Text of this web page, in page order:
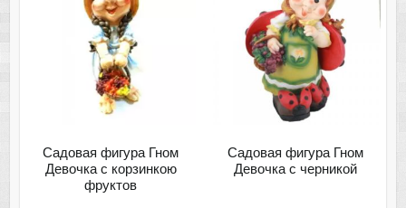
Садовая фигура Гном
Девочка с корзинкою
фруктов
Садовая фигура Гном
Девочка с черникой